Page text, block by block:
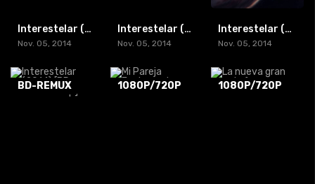
Interestelar (2014) IMAX [BD HDR-4K]
Nov. 05, 2014
Interestelar (2014) [BD HDR-4K]
Nov. 05, 2014
Interestelar (2014) [BD REMUX-4K]
Nov. 05, 2014
BD-REMUX 1080P/720P 1080P/720P